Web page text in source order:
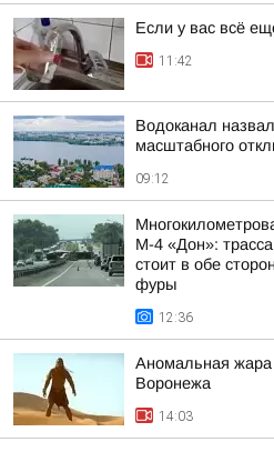
Если у вас всё
11:42
Водоканал
масштабного
09:12
М-4 «Дон»:
стоит в обе
фуры
12:36
Аномальная жара
Воронежа
14:03